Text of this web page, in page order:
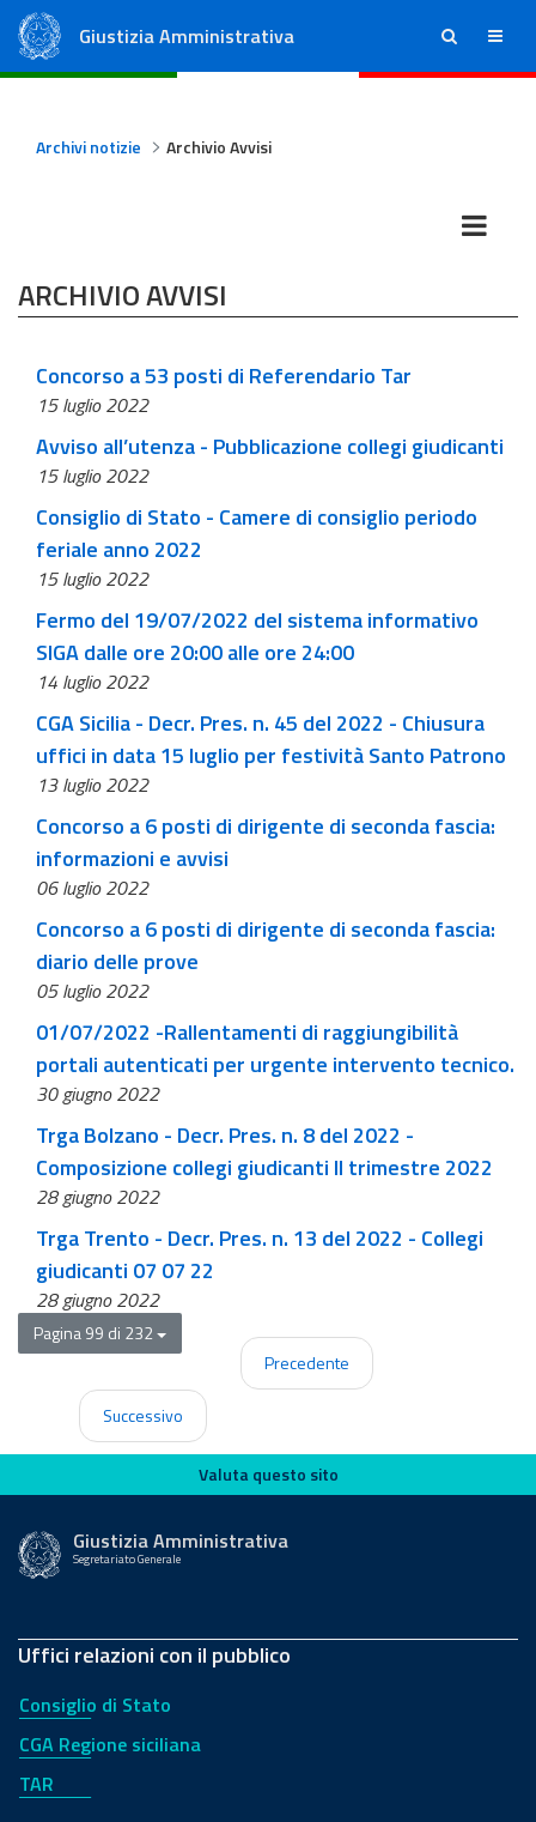
Giustizia Amministrativa ricerca menu
Archivi notizie Archivio Avvisi
ARCHIVIO AVVISI
Concorso a 53 posti di Referendario Tar
15 luglio 2022
Avviso all’utenza - Pubblicazione collegi giudicanti
15 luglio 2022
Consiglio di Stato - Camere di consiglio periodo
feriale anno 2022
15 luglio 2022
Fermo del 19/07/2022 del sistema informativo
SIGA dalle ore 20:00 alle ore 24:00
14 luglio 2022
CGA Sicilia - Decr. Pres. n. 45 del 2022 - Chiusura
uffici in data 15 luglio per festività Santo Patrono
13 luglio 2022
Concorso a 6 posti di dirigente di seconda fascia:
informazioni e avvisi
06 luglio 2022
Concorso a 6 posti di dirigente di seconda fascia:
diario delle prove
05 luglio 2022
01/07/2022 -Rallentamenti di raggiungibilità
portali autenticati per urgente intervento tecnico.
30 giugno 2022
Trga Bolzano - Decr. Pres. n. 8 del 2022 -
Composizione collegi giudicanti II trimestre 2022
28 giugno 2022
Trga Trento - Decr. Pres. n. 13 del 2022 - Collegi
giudicanti 07 07 22
28 giugno 2022
Pagina 99 di 232
Precedente
Successivo
Valuta questo sito
Valuta questo sito
Giustizia Amministrativa
Segretariato Generale
Uffici relazioni con il pubblico
Consiglio di Stato
CGA Regione siciliana
TAR